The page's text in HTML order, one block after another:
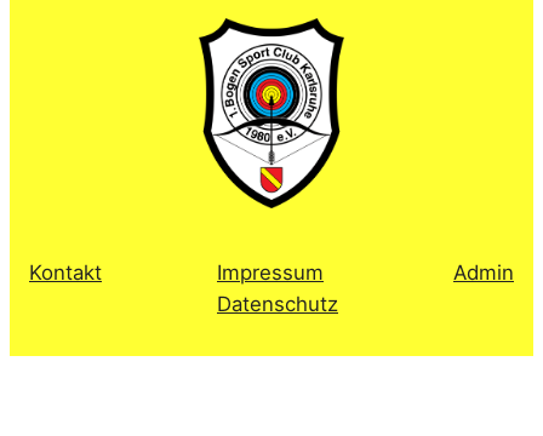
Kontakt
Impressum
Datenschutz
Admin